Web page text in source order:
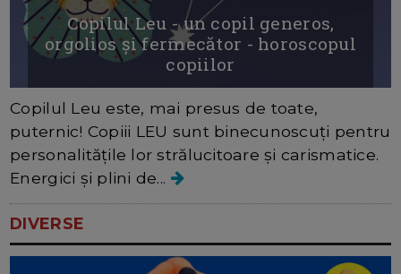
Copilul Leu - un copil generos,
orgolios și fermecător - horoscopul
copiilor
Copilul Leu este, mai presus de toate,
puternic! Copiii LEU sunt binecunoscuți pentru
personalitățile lor strălucitoare și carismatice.
Energici și plini de...
DIVERSE